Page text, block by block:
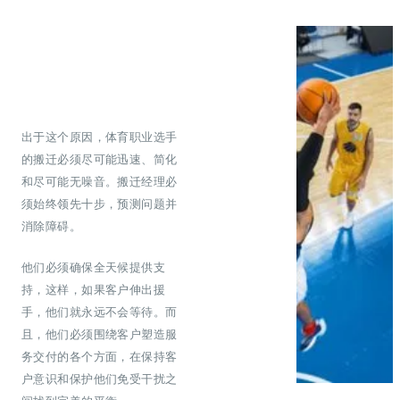
出于这个原因，体育职业选手
的搬迁必须尽可能迅速、简化
和尽可能无噪音。搬迁经理必
须始终领先十步，预测问题并
消除障碍。
他们必须确保全天候提供支
持，这样，如果客户伸出援
手，他们就永远不会等待。而
且，他们必须围绕客户塑造服
务交付的各个方面，在保持客
户意识和保护他们免受干扰之